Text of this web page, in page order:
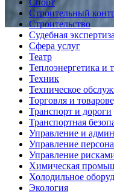
Спорт
Строительный
Строительство
Судебная экспертиза
Сфера услуг
Театр
Теплоэнергетика и
Техник
Техническое
Торговля и
Транспорт и дороги
Транспортная
Управление и
Управление
Управление
Химическая
Холодильное
Экология